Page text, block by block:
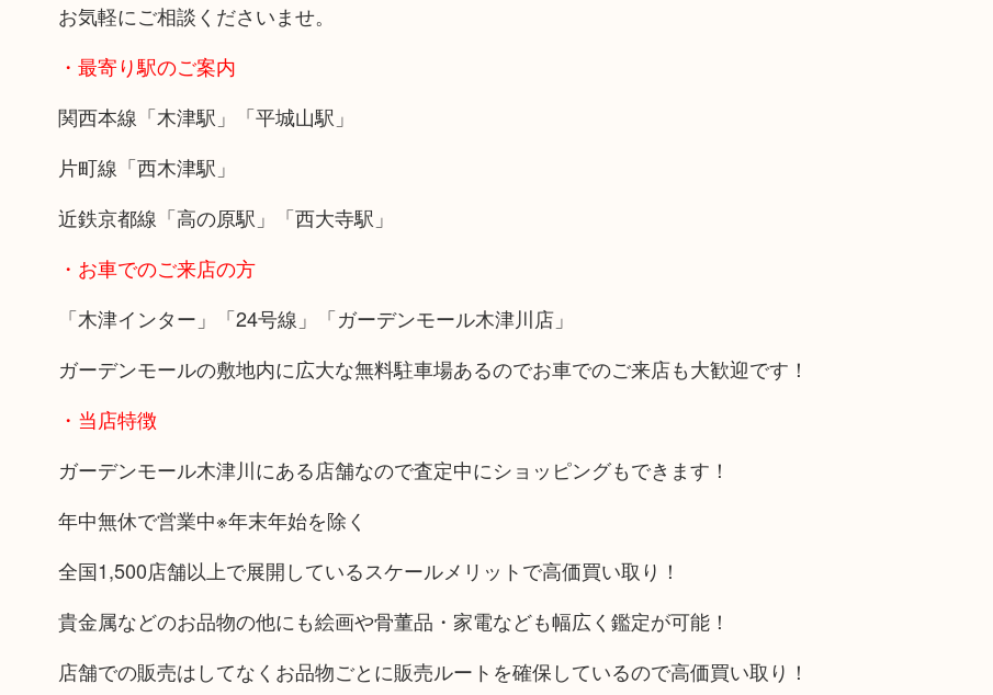
お気軽にご相談くださいませ。
・最寄り駅のご案内
関西本線「木津駅」「平城山駅」
片町線「西木津駅」
近鉄京都線「高の原駅」「西大寺駅」
・お車でのご来店の方
「木津インター」「24号線」「ガーデンモール木津川店」
ガーデンモールの敷地内に広大な無料駐車場あるのでお車でのご来店も大歓迎です！
・当店特徴
ガーデンモール木津川にある店舗なので査定中にショッピングもできます！
年中無休で営業中※年末年始を除く
全国1,500店舗以上で展開しているスケールメリットで高価買い取り！
貴金属などのお品物の他にも絵画や骨董品・家電なども幅広く鑑定が可能！
店舗での販売はしてなくお品物ごとに販売ルートを確保しているので高価買い取り！